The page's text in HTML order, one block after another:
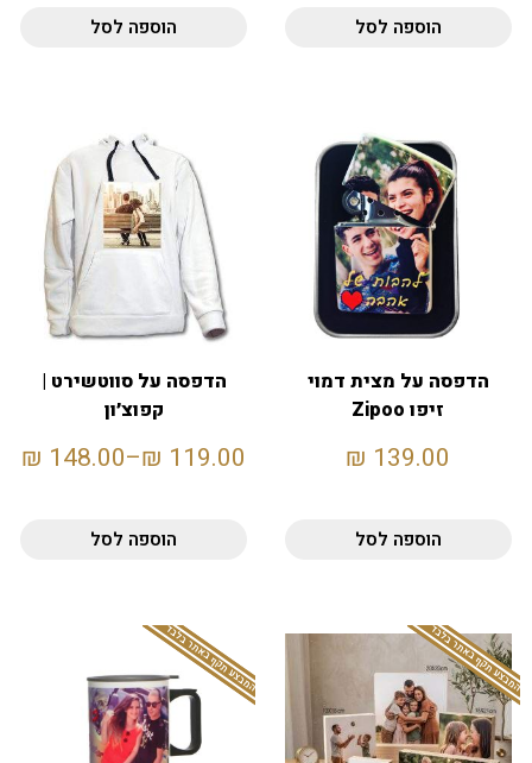
הוספה לסל הוספה לסל
הדפסה על מצית דמוי
זיפו Zipoo
139.00
₪
הוספה לסל
הדפסה על סווטשירט |
קפוצ׳ון
119.00
₪
–
148.00
₪
הוספה לסל
המבצע תקף באתר בלבד המבצע תקף באתר בלבד